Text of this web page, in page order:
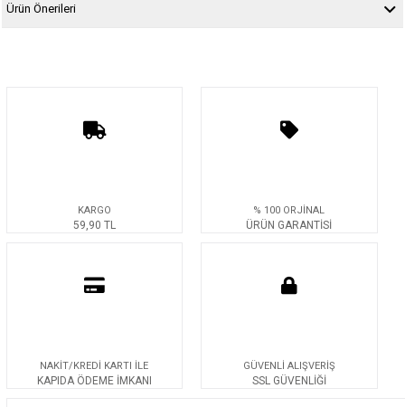
Ürün Önerileri
KARGO
59,90 TL
% 100 ORJİNAL
ÜRÜN GARANTİSİ
NAKİT/KREDİ KARTI İLE
KAPIDA ÖDEME İMKANI
GÜVENLİ ALIŞVERİŞ
SSL GÜVENLİĞİ